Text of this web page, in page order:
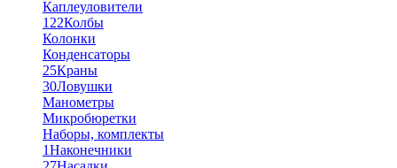
Каплеуловители
122Колбы
Колонки
Конденсаторы
25Краны
30Ловушки
Манометры
Микробюретки
Наборы, комплекты
1Наконечники